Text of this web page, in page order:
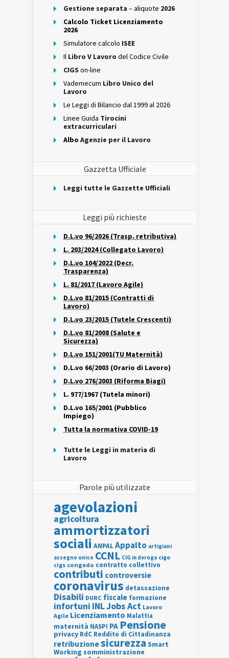
Gestione separata – aliquote 2026
Calcolo Ticket Licenziamento
2026
Simulatore calcolo ISEE
Il Libro V Lavoro del Codice Civile
CIGS on-line
Vademecum Libro Unico del
Lavoro
Le Leggi di Bilancio dal 1999 al 2026
Linee Guida Tirocini
extracurriculari
Albo Agenzie per il Lavoro
Gazzetta Ufficiale
Leggi tutte le Gazzette Ufficiali
Leggi più richieste
D.L.vo 96/2026 (Trasp. retributiva)
L. 203/2024 (Collegato Lavoro)
D.L.vo 104/2022 (Decr.
Trasparenza)
L. 81/2017 (Lavoro Agile)
D.L.vo 81/2015 (Contratti di
Lavoro)
D.L.vo 23/2015 (Tutele Crescenti)
D.L.vo 81/2008 (Salute e
Sicurezza)
D.L.vo 151/2001(TU Maternità)
D.L.vo 66/2003 (Orario di Lavoro)
D.L.vo 276/2003 (Riforma Biagi)
L. 977/1967 (Tutela minori)
D.L.vo 165/2001 (Pubblico
Impiego)
Tutta la normativa COVID-19
Tutte le Leggi in materia di
Lavoro
Parole più utilizzate
agevolazioni
agricoltura
ammortizzatori
sociali ANPALAppalto artigiani
assegno unico CCNL CIG in deroga cigo
cigs congedo contratto collettivo
contributi controversie
coronavirus detassazione
Disabili DURC fiscale formazione
infortuni INLJobs Act Lavoro
Agile Licenziamento Malattia
maternità NASPI PA Pensione
privacy RdC Reddito di Cittadinanza
retribuzionesicurezza Smart
Working somministrazione